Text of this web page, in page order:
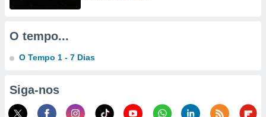
O tempo...
O Tempo 1 - 7 Dias
Siga-nos